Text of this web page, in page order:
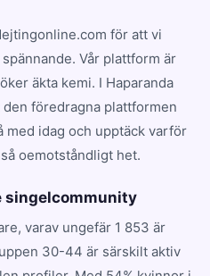
för att vi
Vår plattform är
äkta kemi. I Haparanda
föredragna plattformen
med idag och upptäck varför
oemotståndligt het.
singelcommunity
varav ungefär 1 853 är
30-44 är särskilt aktiv